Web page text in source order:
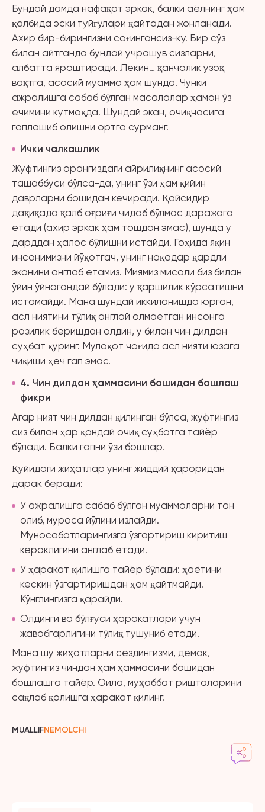
Бундай дамда нафақат эркак, балки аёлнинг ҳам
қалбида эски туйғулари қайтадан жонланади.
Ахир бир-бирингизни соғингансиз-ку. Бир сўз
билан айтганда бундай учрашув сизларни,
албатта яраштиради. Лекин… қанчалик узоқ
вақтга, асосий муаммо ҳам шунда. Чунки
ажралишга сабаб бўлган масалалар ҳамон ўз
ечимини кутмоқда. Шундай экан, очиқчасига
гаплашиб олишни ортга сурманг.
Ички чалкашлик
Жуфтингиз орангиздаги айрилиқнинг асосий
ташаббуси бўлса-да, унинг ўзи ҳам қийин
даврларни бошидан кечиради. Қайсидир
дақиқада қалб оғриғи чидаб бўлмас даражага
етади (ахир эркак ҳам тошдан эмас), шунда у
дарддан ҳалос бўлишни истайди. Гоҳида яқин
инсонимизни йўқотгач, унинг нақадар қардли
эканини англаб етамиз. Миямиз мисоли биз билан
ўйин ўйнагандай бўлади: у қаршилик кўрсатишни
истамайди. Мана шундай иккиланишда юрган,
асл ниятини тўлиқ англай олмаётган инсонга
розилик беришдан олдин, у билан чин дилдан
суҳбат қуринг. Мулоқот чоғида асл нияти юзага
чиқиши ҳеч гап эмас.
4. Чин дилдан ҳаммасини бошидан бошлаш
фикри
Агар ният чин дилдан қилинган бўлса, жуфтингиз
сиз билан ҳар қандай очиқ суҳбатга тайёр
бўлади. Балки гапни ўзи бошлар.
Қуйидаги жиҳатлар унинг жиддий қароридан
дарак беради:
У ажралишга сабаб бўлган муаммоларни тан
олиб, муроса йўлини излайди.
Муносабатларингизга ўзгартириш киритиш
кераклигини англаб етади.
У ҳаракат қилишга тайёр бўлади: ҳаётини
кескин ўзгартиришдан ҳам қайтмайди.
Кўнглингизга қарайди.
Олдинги ва бўлғуси ҳаракатлари учун
жавобгарлигини тўлиқ тушуниб етади.
Мана шу жиҳатларни сездингизми, демак,
жуфтингиз чиндан ҳам ҳаммасини бошидан
бошлашга тайёр. Оила, муҳаббат ришталарини
сақлаб қолишга ҳаракат қилинг.
MUALLIFNEMOLCHI